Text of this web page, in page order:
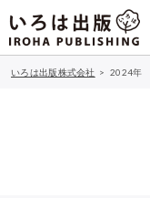
いろは出版株式会社 > 2024年